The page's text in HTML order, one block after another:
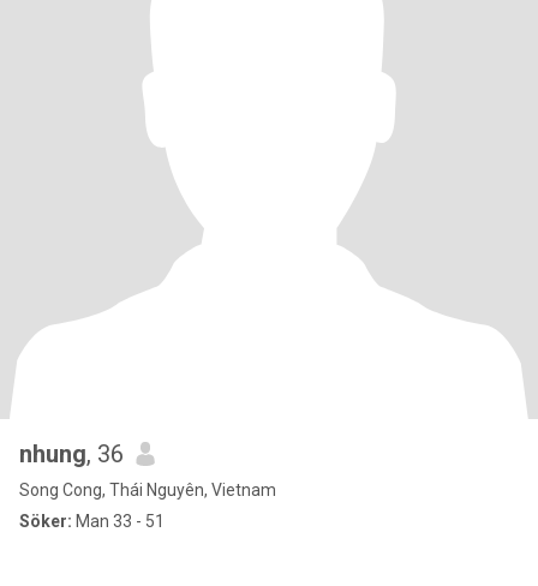
nhung, 36
Song Cong, Thái Nguyên, Vietnam
Söker: Man 33 - 51